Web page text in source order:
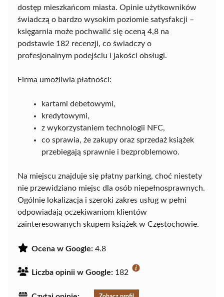
dostęp mieszkańcom miasta. Opinie użytkowników
świadczą o bardzo wysokim poziomie satysfakcji –
księgarnia może pochwalić się oceną 4,8 na
podstawie 182 recenzji, co świadczy o
profesjonalnym podejściu i jakości obsługi.
Firma umożliwia płatności:
kartami debetowymi,
kredytowymi,
z wykorzystaniem technologii NFC,
co sprawia, że zakupy oraz sprzedaż książek
przebiegają sprawnie i bezproblemowo.
Na miejscu znajduje się płatny parking, choć niestety
nie przewidziano miejsc dla osób niepełnosprawnych.
Ogólnie lokalizacja i szeroki zakres usług w pełni
odpowiadają oczekiwaniom klientów
zainteresowanych skupem książek w Częstochowie.
Ocena w Google: 4.8
Liczba opinii w Google: 182